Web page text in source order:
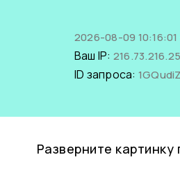
2026-08-09
Ваш IP:
ID запроса:
Разверните картинку